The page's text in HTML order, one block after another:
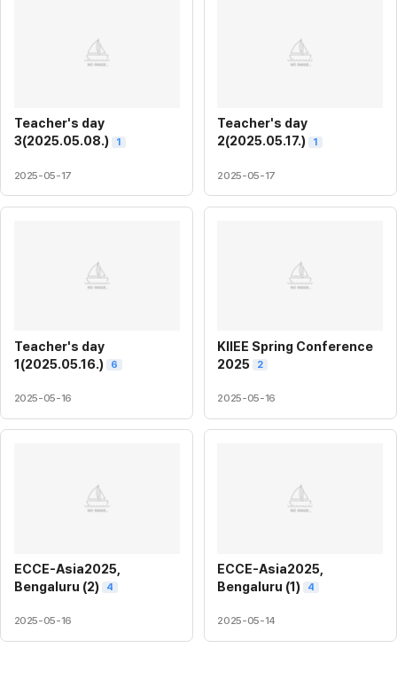
Teacher's day
3(2025.05.08.)
1
2025-05-17
Teacher's day
2(2025.05.17.)
1
2025-05-17
Teacher's day
1(2025.05.16.)
6
2025-05-16
KIIEE Spring Conference
2025
2
2025-05-16
ECCE-Asia2025,
Bengaluru (2)
4
2025-05-16
ECCE-Asia2025,
Bengaluru (1)
4
2025-05-14